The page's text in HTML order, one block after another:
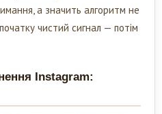
а значить алгоритм не
чистий сигнал — потім
Instagram: